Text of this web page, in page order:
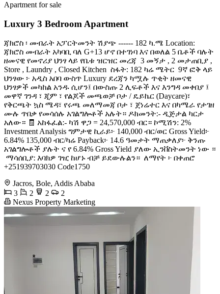
Apartment for sale
Luxury 3 Bedroom Apartment
ጃክሮስ ፡ መብራት አፓርትመንት ሽያጭ ------ 182 ካ.ሜ Location:
ጃክሮስ መብራት አካባቢ ባለ G+13 ሆኖ በተገነባ እና በወለል 5 ቤቶች ባሉት
ዘመናዊ የመኖሪያ ህንፃ ላይ የቤቱ ዝርዝር መረጃ ️ 3 መኝታ , 2 መታጠቢያ ,
Store , Laundry , Closed Kitchen ️ ስፋት: 182 ካሬ ሜትር ️ 9ኛ ፎቅ ላይ ️
ህንፃው ፦ አዲስ አበባ ውስጥ Luxury ደረጃን ካሟሉ ጥቂት ዘመናዊ
ህንፃዎች መካከል አንዱ ሲሆን፤ በውስጡ 2 ሊፍቶች እና እንግዳ መቀበያ ፤
መዋኛ ገንዳ ፣ ጂም ፣ የልጆች መጫወቻ ቦታ / ዴይኬር (Daycare)፣
የቅርጫት ኳስ ሜዳ፣ የሩጫ መለማመጃ ቦታ ፣ ጀነሬተር እና በካሜራ የታገዘ
ሙሉ ጥበቃ የመሳሰሉ አገልግሎቶች አሉት። ዶክመንት:- ዲጅታል ካርታ
አለው። 🧾 አከፋፈል:- ካሽ ዋጋ = 24,570,000 ብር። ኮሚሽን: 2%
Investment Analysis ግምታዊ ኪራይ፦ 140,000 ብር/ወር Gross Yield፦
6.84% 135,000 ብር/ካሬ Payback፦ 14.6 ዓመታት ማጠቃለያ፦ ቅንጡ
አገልግሎቶች ያሉት ና የ 6.84% Gross Yield ያለው ኢንቨስትመንት ነው ።
️ ማሳሰቢያ: እባክዎ ገዢ ከሆኑ ብቻ ይደውሉልን። ️ ለማየት ፦ በቀጠሮ
+251939703030 Code1750
Jacros, Bole, Addis Ababa
3
2 2
2
Nexus Property Marketing